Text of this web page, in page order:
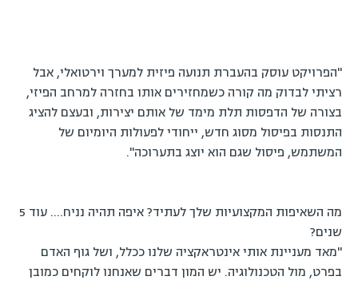
"הפרויקט עוסק בהעברת תנועה פיזית למערך וירטואלי, אבל
רציתי לבדוק מה קורה כשמחזירים אותו בחזרה למרחב הפיזי,
בצורה של הדפסות תלת מימד של אותם יצירות, ובעצם להציג
התנסות בפיסול מסוג חדש, ייחודי לפעולות היומיום של
המשתמש, פיסול שגם הוא יוצג בתערוכה".
מה השאיפות המקצועיות שלך לעתיד? איפה תהיה נניח…. עוד 5
שנים?
"מאד מעניינת אותי אינטראקציה שלנו ככלל, ושל גוף האדם
בפרט, מול הטכנולוגיה. יש המון דברים שאנחנו לוקחים כמובן